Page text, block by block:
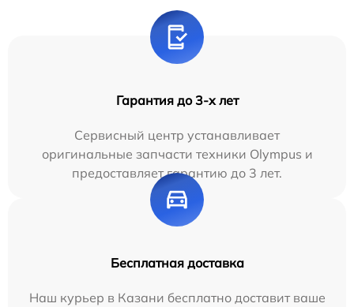
Гарантия до 3-х лет
Сервисный центр устанавливает
оригинальные запчасти техники Olympus и
предоставляет гарантию до 3 лет.
Бесплатная доставка
Наш курьер в Казани бесплатно доставит ваше